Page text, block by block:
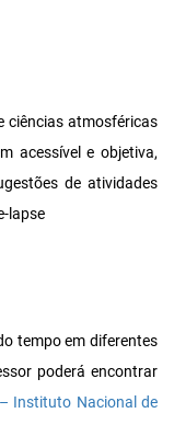
ciências atmosféricas
acessível e objetiva,
de atividades
lapse
tempo em diferentes
poderá encontrar
Instituto Nacional de